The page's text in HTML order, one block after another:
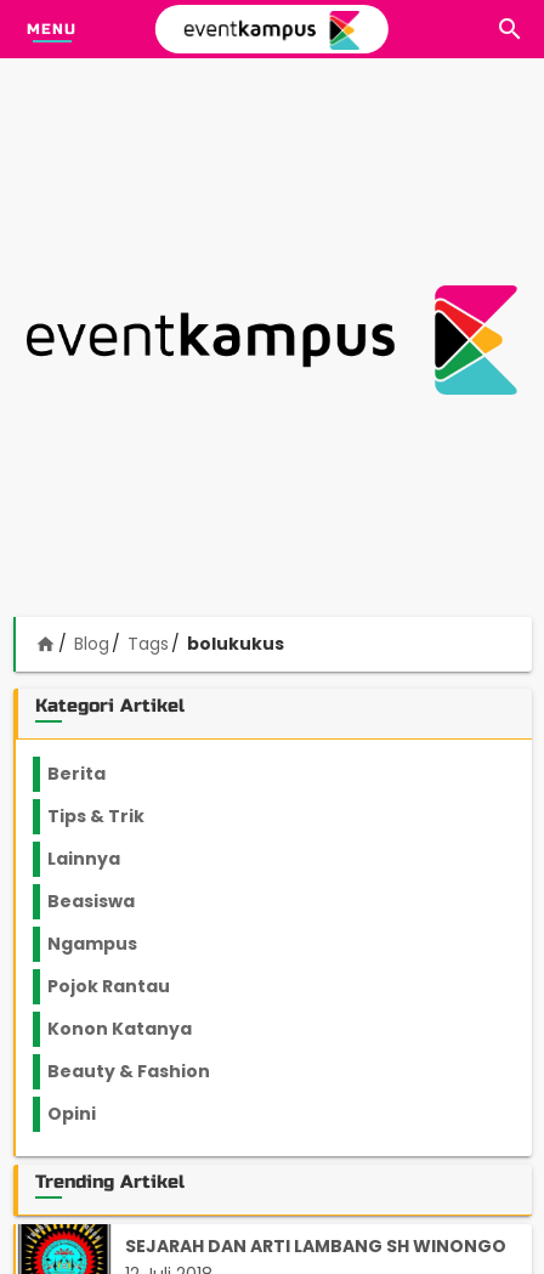
MENU
home Blog Tags bolukukus
Kategori Artikel
Berita
Tips & Trik
Lainnya
Beasiswa
Ngampus
Pojok Rantau
Konon Katanya
Beauty & Fashion
Opini
Trending Artikel
SEJARAH DAN ARTI LAMBANG SH WINONGO